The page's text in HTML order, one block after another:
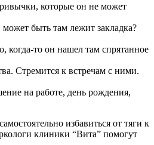
которые он не может
быть там лежит закладка?
когда-то он нашел там спрятанное
Стремится к встречам с ними.
на работе, день рождения,
избавиться от тяги к
клиники “Вита” помогут